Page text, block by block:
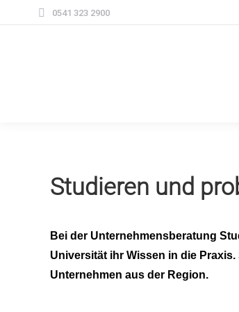
0541 323 2900
Studieren und
Bei der Unternehmensberatung
Universität ihr Wissen in die
Unternehmen aus der Region.